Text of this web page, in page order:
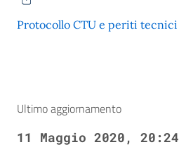
Protocollo CTU e periti tecnici
Ultimo aggiornamento
11 Maggio 2020, 20:24